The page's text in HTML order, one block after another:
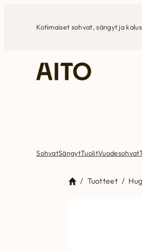
Kotimaiset sohvat, sängyt ja
SohvatSängytTuolitVuodesohvat
/ Tuotteet /